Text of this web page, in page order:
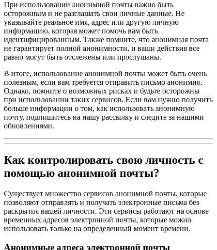
При использовании анонимной почты важно быть
осторожным и не разглашать свои личные данные. Не
указывайте реальное имя, адрес или другую личную
информацию, которая может помочь вам быть
идентифицированным. Также помните, что анонимная почта
не гарантирует полной анонимности, и ваши действия все
равно могут быть отслежены или прослушаны.
В итоге, использование анонимной почты может быть очень
полезным, если вам требуется отправить письмо анонимно.
Однако, помните о возможных рисках и будьте осторожны
при использовании таких сервисов. Если вам нужно получить
больше информации о том, как использовать анонимную
почту, подпишитесь на нашу рассылку и следите за нашими
обновлениями.
Как контролировать свою личность с
помощью анонимной почты?
Существует множество сервисов анонимной почты, которые
позволяют отправлять и получать электронные письма без
раскрытия вашей личности. Эти сервисы работают на основе
временных адресов электронной почты, которые можно
использовать только на определенный момент времени.
Анонимные адреса электронной почты